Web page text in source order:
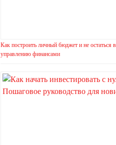
Как построить личный бюджет и не остаться
управлению финансами